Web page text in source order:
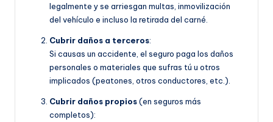
legalmente y se arriesgan multas, inmovilización
del vehículo e incluso la retirada del carné.
Cubrir daños a terceros:
Si causas un accidente, el seguro paga los daños
personales o materiales que sufras tú u otros
implicados (peatones, otros conductores, etc.).
Cubrir daños propios(en seguros más
completos):